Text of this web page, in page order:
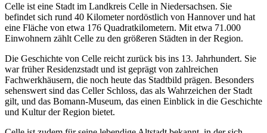
Celle ist eine Stadt im Landkreis Celle in Niedersachsen. Sie
befindet sich rund 40 Kilometer nordöstlich von Hannover und hat
eine Fläche von etwa 176 Quadratkilometern. Mit etwa 71.000
Einwohnern zählt Celle zu den größeren Städten in der Region.
Die Geschichte von Celle reicht zurück bis ins 13. Jahrhundert. Sie
war früher Residenzstadt und ist geprägt von zahlreichen
Fachwerkhäusern, die noch heute das Stadtbild prägen. Besonders
sehenswert sind das Celler Schloss, das als Wahrzeichen der Stadt
gilt, und das Bomann-Museum, das einen Einblick in die Geschichte
und Kultur der Region bietet.